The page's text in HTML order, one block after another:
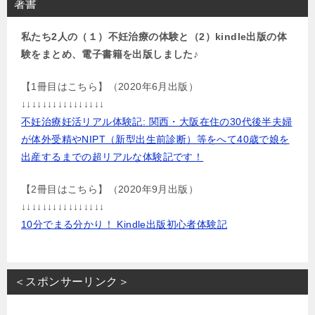
著書
私たち2人の（１）不妊治療の体験と（2）kindle出版の体
験をまとめ、電子書籍を出版しました♪
【1冊目はこちら】（2020年6月出版）
↓↓↓↓↓↓↓↓↓↓↓↓↓↓↓↓
不妊治療妊活リアル体験記: 関西・大阪在住の30代後半夫婦
が体外受精やNIPT（新型出生前診断）等をへて40歳で娘を
出産するまでの超リアルな体験記です！
【2冊目はこちら】（2020年9月出版）
↓↓↓↓↓↓↓↓↓↓↓↓↓↓↓↓
10分でまる分かり！ Kindle出版初心者体験記
＜スポンサーリンク＞